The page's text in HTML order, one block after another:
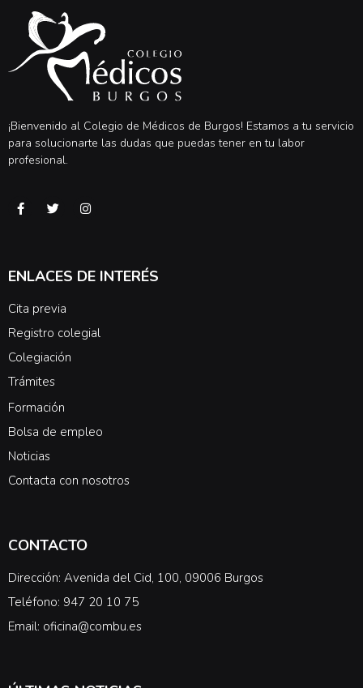
¡Bienvenido al Colegio de Médicos de Burgos! Estamos a tu servicio
para solucionarte las dudas que puedas tener en tu labor
profesional.
ENLACES DE INTERÉS
Cita previa
Registro colegial
Colegiación
Trámites
Formación
Bolsa de empleo
Noticias
Contacta con nosotros
CONTACTO
Dirección: Avenida del Cid, 100, 09006 Burgos
Teléfono: 947 20 10 75
Email: oficina@combu.es